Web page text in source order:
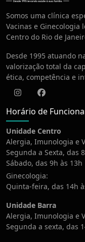
Centro de
Somos uma clínica
Vacinas e Ginecologia
Centro do Rio de
Desde 1995 atuando
valorização total da
ética, competência e
InstagramFacebook
Horário de
Unidade Centro
Alergia, Imunologia e
Segunda a Sexta, das
Sábado, das 9h às 13h
Ginecologia:
Quinta-feira, das 14h
Unidade Barra
Alergia, Imunologia e
Segunda a sexta, das